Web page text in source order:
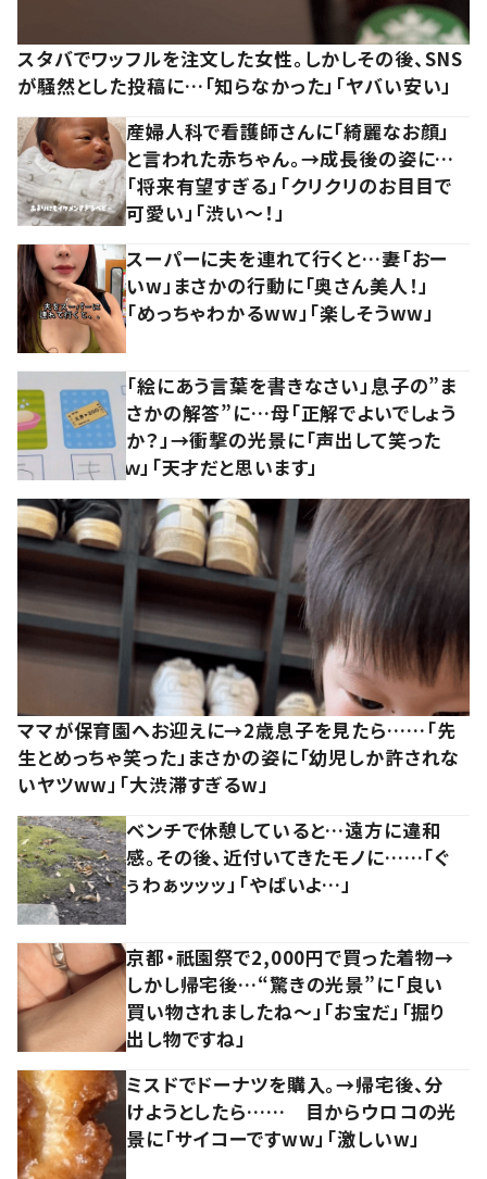
スタバでワッフルを注文した女性。しかしその後、SNS
が騒然とした投稿に…「知らなかった」「ヤバい安い」
産婦人科で看護師さんに「綺麗なお顔」
と言われた赤ちゃん。→成長後の姿に…
「将来有望すぎる」「クリクリのお目目で
可愛い」「渋い～！」
スーパーに夫を連れて行くと…妻「おー
いw」まさかの行動に「奥さん美人！」
「めっちゃわかるww」「楽しそうww」
「絵にあう言葉を書きなさい」息子の”ま
さかの解答”に…母「正解でよいでしょう
か？」→衝撃の光景に「声出して笑った
ｗ」「天才だと思います」
ママが保育園へお迎えに→2歳息子を見たら……「先
生とめっちゃ笑った」まさかの姿に「幼児しか許されな
いヤツww」「大渋滞すぎるw」
ベンチで休憩していると…遠方に違和
感。その後、近付いてきたモノに……「ぐ
ぅわぁッッッ」「やばいよ…」
京都・祇園祭で2,000円で買った着物→
しかし帰宅後…“驚きの光景”に「良い
買い物されましたね～」「お宝だ」「掘り
出し物ですね」
ミスドでドーナツを購入。→帰宅後、分
けようとしたら…… 目からウロコの光
景に「サイコーですww」「激しいw」